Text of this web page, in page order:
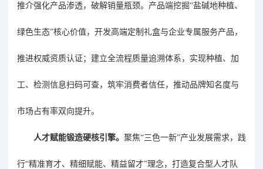
推介强化产品渗透，破解销量瓶颈。产品端挖掘“盐碱地种植、
绿色生态”核心价值，开发高端定制礼盒与企业专属服务产品 ，
推进权威资质认证；建立全流程质量追溯体系，实现种植、加
工、检测信息扫码可查，筑牢消费者信任，推动品牌知名度与
市场占有率双向提升。
人才赋能锻造硬核引擎。 聚焦“三色一新”产业发展需求，践
行“精准育才、精细赋能、精益留才”理念，打造复合型人才队